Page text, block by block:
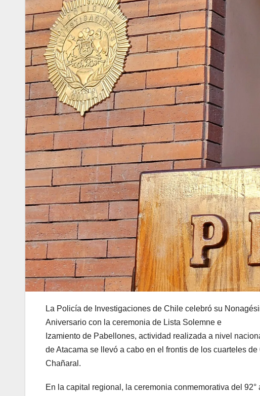
La Policía de Investigaciones de Chile celebró su
Aniversario con la ceremonia de Lista Solemne e
Izamiento de Pabellones, actividad realizada a nivel
de Atacama se llevó a cabo en el frontis de los cuarteles
Chañaral.
En la capital regional, la ceremonia conmemorativa del 92°